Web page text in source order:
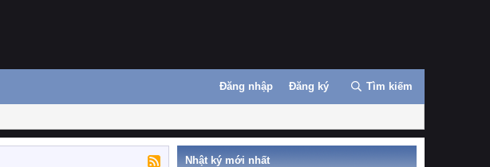
Đăng nhập Đăng ký Tìm kiếm
Nhật ký mới nhất